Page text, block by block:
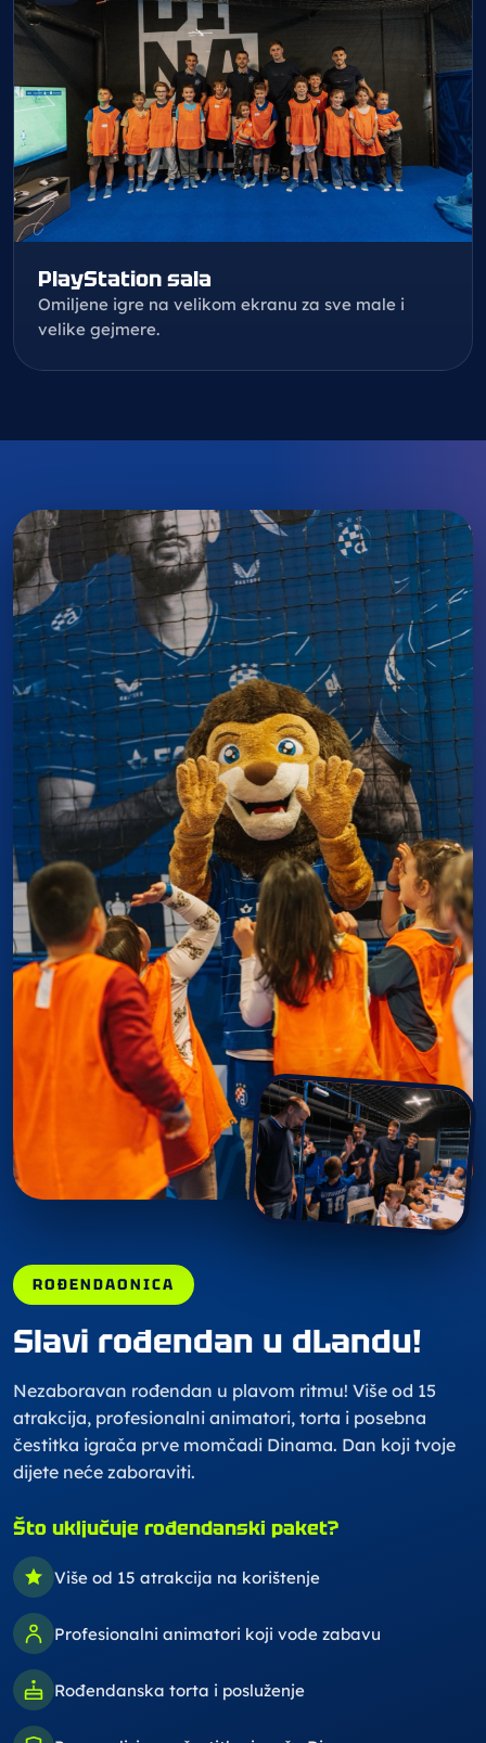
PlayStation sala
Omiljene igre na velikom ekranu za sve male i
velike gejmere.
ROĐENDAONICA
Slavi rođendan u dLandu!
Nezaboravan rođendan u plavom ritmu! Više od 15
atrakcija, profesionalni animatori, torta i posebna
čestitka igrača prve momčadi Dinama. Dan koji tvoje
dijete neće zaboraviti.
Što uključuje rođendanski paket?
Više od 15 atrakcija na korištenje
Profesionalni animatori koji vode zabavu
Rođendanska torta i posluženje